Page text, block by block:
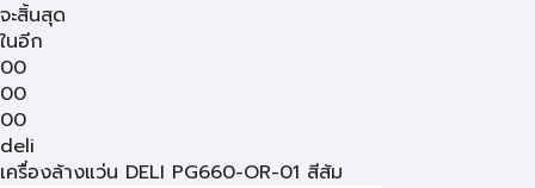
จะสิ้นสุด
ในอีก
00
00
00
deli
เครื่องล้างแว่น DELI PG660-OR-01 สีส้ม